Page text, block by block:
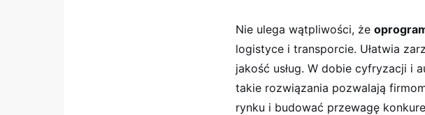
Nie ulega wątpliwości, że
logistyce i transporcie. Ułatwia
jakość usług. W dobie cyfryzacji i
takie rozwiązania pozwalają
rynku i budować przewagę